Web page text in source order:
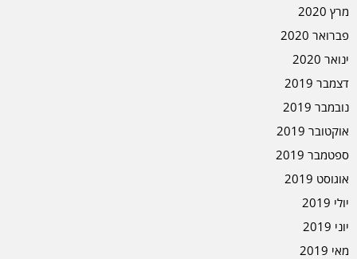
מרץ 2020
פברואר 2020
ינואר 2020
דצמבר 2019
נובמבר 2019
אוקטובר 2019
ספטמבר 2019
אוגוסט 2019
יולי 2019
יוני 2019
מאי 2019